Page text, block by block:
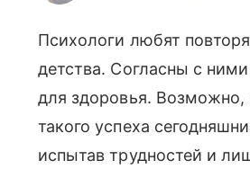
Психологи любят
детства. Согласны с
для здоровья. Возможно,
такого успеха
испытав трудностей и